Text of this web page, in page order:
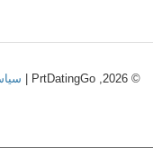
© 2026, PrtDatingGo |